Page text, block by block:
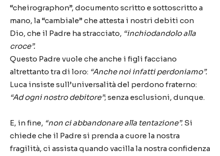
“cheirographon”, documento scritto e sottoscritto a
mano, la “cambiale” che attesta i nostri debiti con
Dio, che il Padre ha stracciato, “inchiodandolo alla
croce”.
Questo Padre vuole che anche i figli facciano
altrettanto tra di loro: “Anche noi infatti perdoniamo”.
Luca insiste sull’universalità del perdono fraterno:
“Ad ogni nostro debitore”; senza esclusioni, dunque.
E, in fine, “non ci abbandonare alla tentazione”. Si
chiede che il Padre si prenda a cuore la nostra
fragilità, ci assista quando vacilla la nostra confidenza